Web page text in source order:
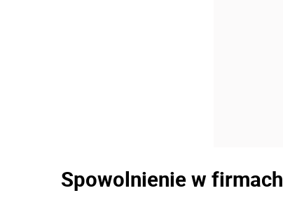
Spowolnienie w firmach